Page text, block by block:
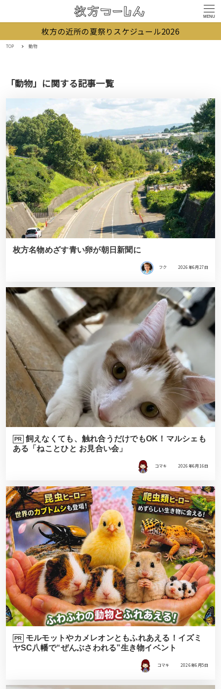
MENU
枚方の近所の夏祭りスケジュール2026
TOP 動物
「動物」に関する記事一覧
枚方名物めざす青い卵が朝日新聞に
フク 2026年6月27日
PR
飼えなくても、触れ合うだけでもOK！マルシェも
ある「ねことひと お見合い会」
コマキ 2026年6月16日
PR
モルモットやカメレオンともふれあえる！イズミ
ヤSC八幡で“ぜんぶさわれる”生き物イベント
コマキ 2026年6月5日